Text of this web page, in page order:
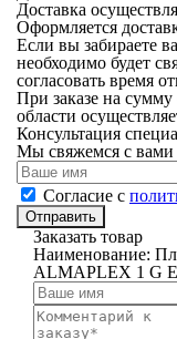
Доставка
Оформляется
Если вы забираете
необходимо будет
согласовать время
При заказе на сумму
области
Консультация
Мы свяжемся с вами
Cогласие с
Отправить
Заказать товар
Наименование:
ALMAPLEX 1 G